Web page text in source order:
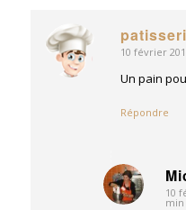
dit
10 février
Un pain
Répondre
10
min